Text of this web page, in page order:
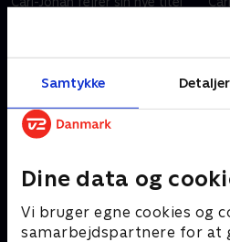
Samtykke Detaljer
Dine data og
Vi bruger egne cookies og
samarbejdspartnere for at
1. maj 2023 • 44 min 1.
Andre så også